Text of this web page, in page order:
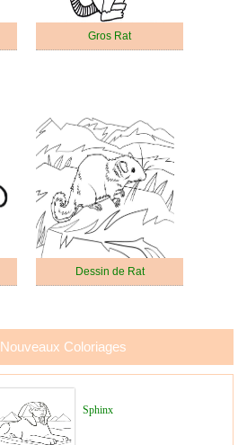
Gros Rat
Dessin de Rat
Nouveaux Coloriages
Sphinx